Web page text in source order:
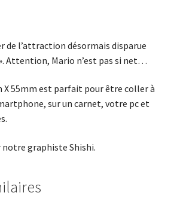
de l’attraction désormais disparue
Attention, Mario n’est pas si net…
X 55mm est parfait pour être coller à
sur un carnet, votre pc et
graphiste Shishi.